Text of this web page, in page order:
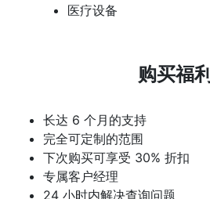
医疗设备
购买福利
长达 6 个月的支持
完全可定制的范围
下次购买可享受 30% 折扣
专属客户经理
24 小时内解决查询问题